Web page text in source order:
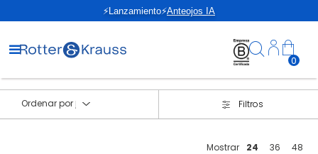
⚡Lanzamiento⚡Anteojos IA
0
Ordenar por Filtros
Mostrar 24 36 48